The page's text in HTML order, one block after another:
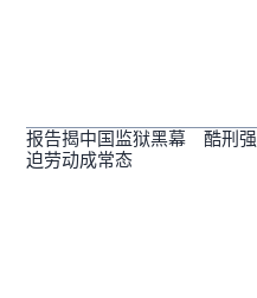
报告揭中国监狱黑幕 酷刑强
迫劳动成常态